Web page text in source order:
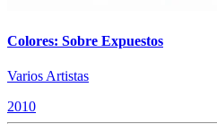
Colores: Sobre Expuestos
Varios Artistas
2010